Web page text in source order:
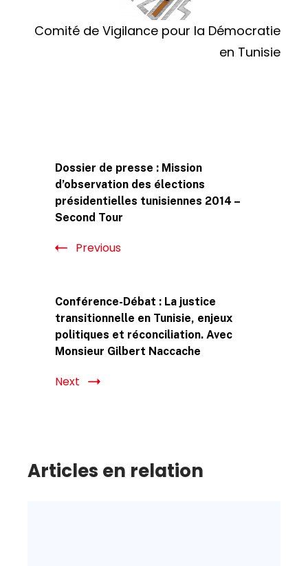
Comité de Vigilance pour la Démocratie
en Tunisie
Navigation
Dossier de presse : Mission
d’observation des élections
présidentielles tunisiennes 2014 –
Second Tour
Previous
Conférence-Débat : La justice
transitionnelle en Tunisie, enjeux
politiques et réconciliation. Avec
Monsieur Gilbert Naccache
Next
Articles en relation